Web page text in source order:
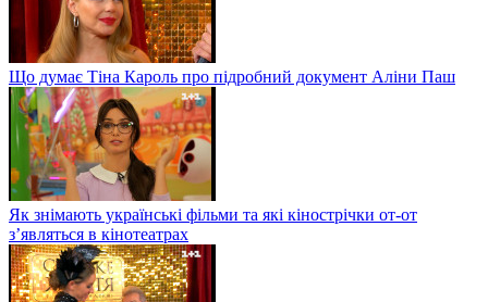
Що думає Тіна Кароль про підробний документ Аліни Паш
Як знімають українські фільми та які кінострічки от-от
з’являться в кінотеатрах